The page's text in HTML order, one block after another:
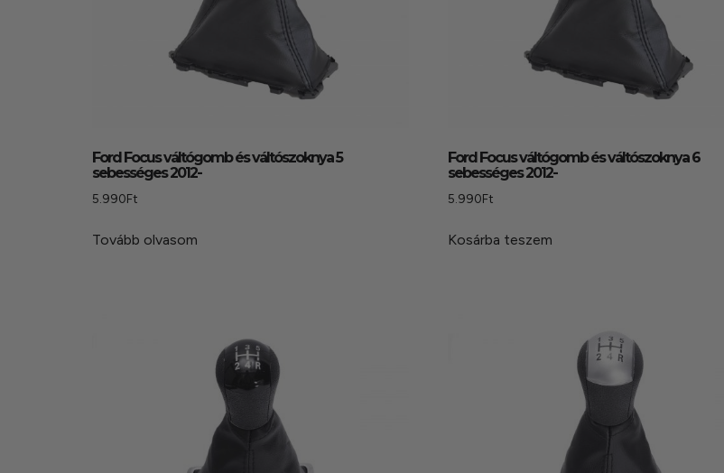
Ford Focus váltógomb és váltószoknya 5
sebességes 2012-
5.990Ft
Tovább olvasom
Ford Focus váltógomb és váltószoknya 6
sebességes 2012-
5.990Ft
Kosárba teszem